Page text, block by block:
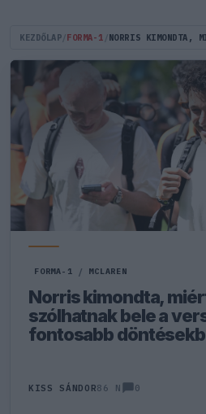
KEZDŐLAP FORMA-1
FORMA-1 / MCLAREN
Norris kimondta,
szólhatnak bele a
fontosabb
KISS SÁNDOR86 N 0